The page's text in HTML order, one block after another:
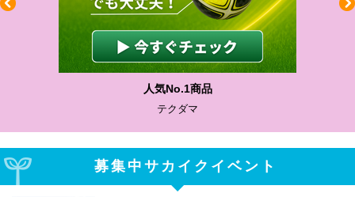
人気No.1商品
テクダマ
募集中サカイクイベント